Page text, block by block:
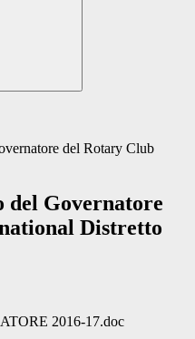
del Rotary Club
del Governatore
Distretto
2016-17.doc